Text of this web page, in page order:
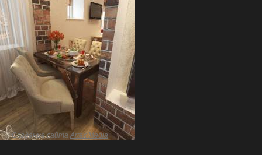
Создание сайтаArtex Media